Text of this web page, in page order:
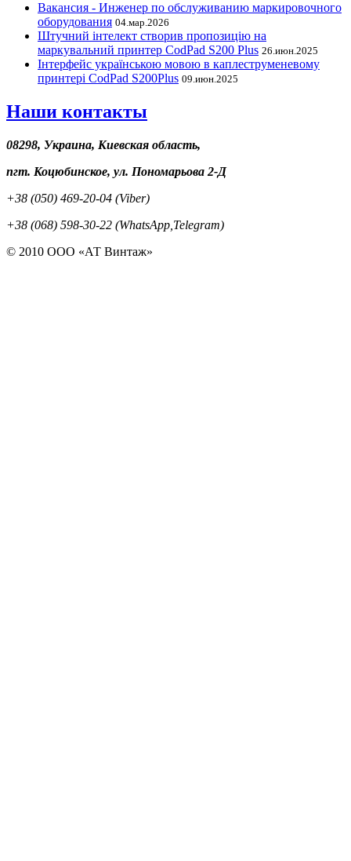
Вакансия - Инженер по обслуживанию маркировочного
оборудования 04.мар.2026
Штучний інтелект створив пропозицію на
маркувальний принтер CodPad S200 Plus 26.июн.2025
Інтерфейс українською мовою в каплеструменевому
принтері CodPad S200Plus 09.июн.2025
Наши контакты
08298, Украина, Киевская область,
пгт. Коцюбинское, ул. Пономарьова 2-Д
+38 (050) 469-20-04 (Viber)
+38 (068) 598-30-22 (WhatsApp,Telegram)
© 2010 ООО «АТ Винтаж»